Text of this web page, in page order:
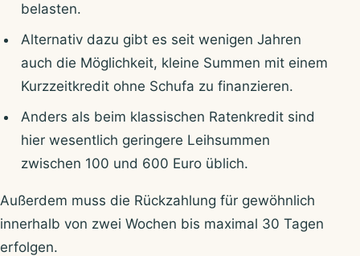
belasten.
Alternativ dazu gibt es seit wenigen Jahren
auch die Möglichkeit, kleine Summen mit einem
Kurzzeitkredit ohne Schufa zu finanzieren.
Anders als beim klassischen Ratenkredit sind
hier wesentlich geringere Leihsummen
zwischen 100 und 600 Euro üblich.
Außerdem muss die Rückzahlung für gewöhnlich
innerhalb von zwei Wochen bis maximal 30 Tagen
erfolgen.